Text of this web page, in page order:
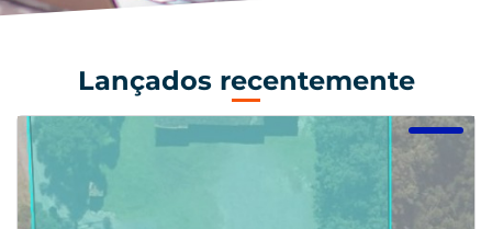
Lançados recentemente